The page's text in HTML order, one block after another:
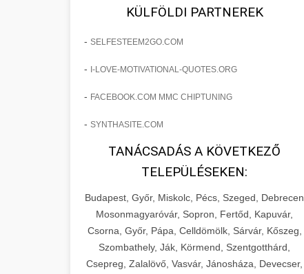
sebészeti praxisban.
páciensszám növekedés
os Növekedést
Lépésről lépésre marketing tervrajz,
eredményezett. Ismerje meg a
szonyegtisztito.net
marketing stratégiai tervrajz
os Növekedésének
Története
Teljes dokumentáció egy klinika
átalakulási útjáról, bemutatva az utat a
küzdő praxistól a virágzó vállalkozásig
150%-os növekedéssel.
szonyegtakaritas.org
klinika átalakulási történet
🎪 18. Szemhéjplasztika
Iránti Érdeklődés 150%-
Technikák és módszerek a páciensek
érdeklődésének és elkötelezettségének
drámai növeléséhez. Egy 150%-os
fellendülési esettanulmány gyakorlati
🎮 19. AI Google Ads és
Meta Kampány Kezelés +
KÜLFÖLDI PARTNEREK
- SELFESTEEM2GO.COM
- I-LOVE-MOTIVATIONAL-QUOTES.ORG
- FACEBOOK.COM MMC CHIPTUNING
- SYNTHASITE.COM
TANÁCSADÁS A KÖVETKEZŐ
TELEPÜLÉSEKEN:
Budapest, Győr, Miskolc, Pécs, Szeged, Debrecen
Mosonmagyaróvár, Sopron, Fertőd, Kapuvár,
Csorna, Győr, Pápa, Celldömölk, Sárvár, Kőszeg,
Szombathely, Ják, Körmend, Szentgotthárd,
Csepreg, Zalalövő, Vasvár, Jánosháza, Devecser,